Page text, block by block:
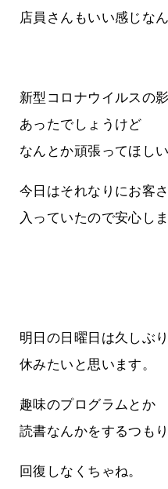
店員さんもいい感じなん
新型コロナウイルスの
あったでしょうけど
なんとか頑張ってほしい
今日はそれなりにお客
入っていたので安心し
明日の日曜日は久しぶ
休みたいと思います。
趣味のプログラムとか
読書なんかをするつもり
回復しなくちゃね。